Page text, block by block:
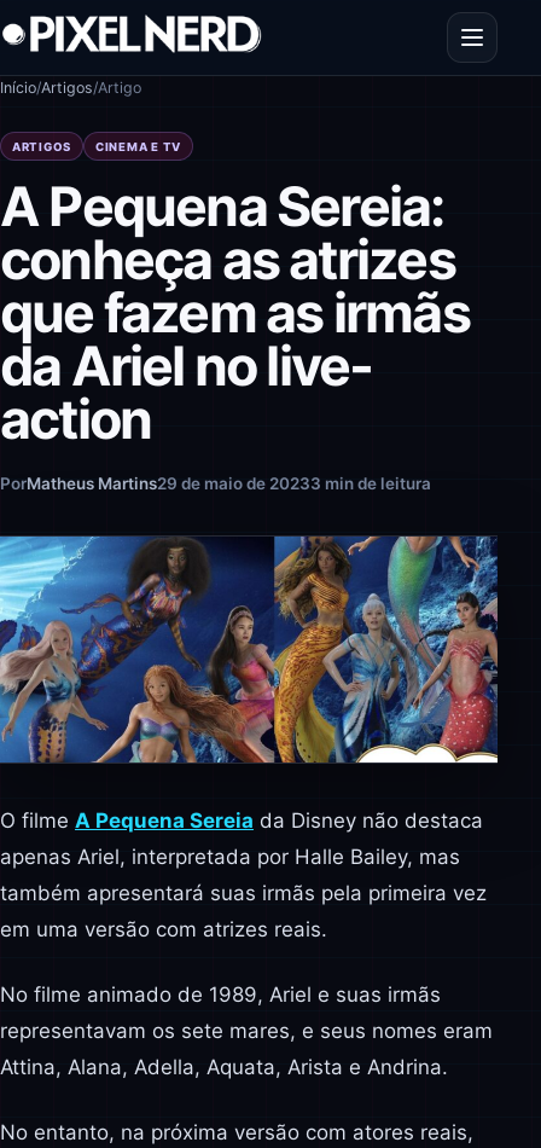
Pular para o conteúdo
Abrir
Início/Artigos/Artigo
ARTIGOS CINEMA E TV
A Pequena Sereia:
conheça as atrizes
que fazem as irmãs
da Ariel no live-
action
PorMatheus Martins29 de maio de 20233 min de leitura
O filme A Pequena Sereia da Disney não destaca
apenas Ariel, interpretada por Halle Bailey, mas
também apresentará suas irmãs pela primeira vez
em uma versão com atrizes reais.
No filme animado de 1989, Ariel e suas irmãs
representavam os sete mares, e seus nomes eram
Attina, Alana, Adella, Aquata, Arista e Andrina.
No entanto, na próxima versão com atores reais,